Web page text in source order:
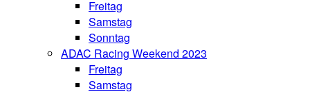
Freitag
Samstag
Sonntag
ADAC Racing Weekend 2023
Freitag
Samstag